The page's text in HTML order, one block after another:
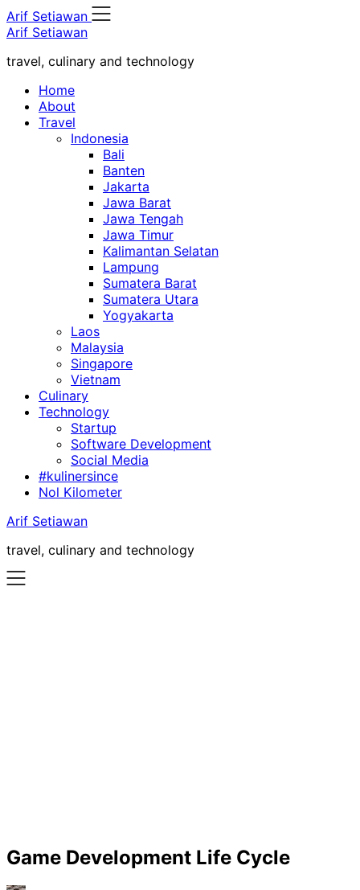
Skip
to
Arif Setiawan
Arif Setiawan
travel, culinary and technology
Home
About
Travel
Indonesia
Bali
Banten
Jakarta
Jawa Barat
Jawa Tengah
Jawa Timur
Kalimantan Selatan
Lampung
Sumatera Barat
Sumatera Utara
Yogyakarta
Laos
Malaysia
Singapore
Vietnam
Culinary
Technology
Startup
Software Development
Social Media
#kulinersince
Nol Kilometer
Arif Setiawan
travel, culinary and technology
Game Development Life Cycle